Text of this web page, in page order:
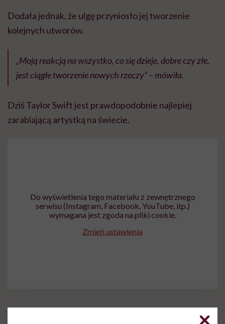
Dodała jednak, że ulgę przyniosło jej tworzenie
kolejnych utworów.
„Moją reakcją na wszystko, co się dzieje, dobre czy złe,
jest ciągłe tworzenie nowych rzeczy” – mówiła.
Dziś Taylor Swift jest prawdopodobnie najlepiej
zarabiającą artystką na świecie.
Do wyświetlenia tego materiału z zewnętrznego
serwisu (Instagram, Facebook, YouTube, itp.)
wymagana jest zgoda na pliki cookie.
Zmień ustawienia